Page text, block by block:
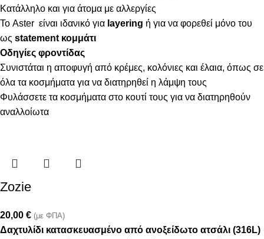
Κατάλληλο και για άτομα με αλλεργίες
Το Aster είναι ιδανικό για layering ή για να φορεθεί μόνο του
ως statement κομμάτι
Οδηγίες φροντίδας
Συνιστάται η αποφυγή από κρέμες, κολόνιες και έλαια, όπως σε
όλα τα κοσμήματα για να διατηρηθεί η λάμψη τους
Φυλάσσετε τα κοσμήματα στο κουτί τους για να διατηρηθούν
αναλλοίωτα
Zozie
20,00 € (με ΦΠΑ)
Δαχτυλίδι κατασκευασμένο από ανοξείδωτο ατσάλι (316L)